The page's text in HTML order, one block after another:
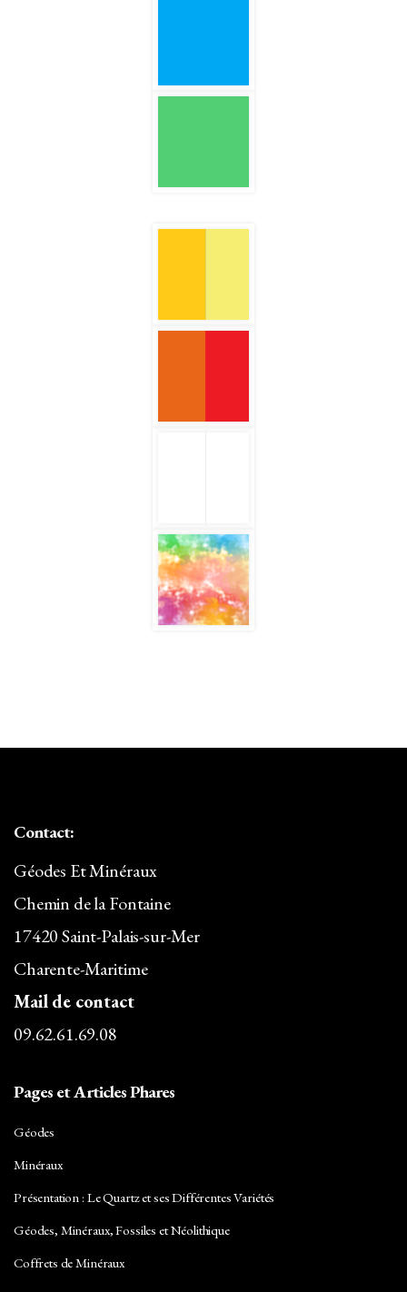
Contact:
Géodes Et Minéraux
Chemin de la Fontaine
17420 Saint-Palais-sur-Mer
Charente-Maritime
Mail de contact
09.62.61.69.08
Pages et Articles Phares
Géodes
Minéraux
Présentation : Le Quartz et ses Différentes Variétés
Géodes, Minéraux, Fossiles et Néolithique
Coffrets de Minéraux